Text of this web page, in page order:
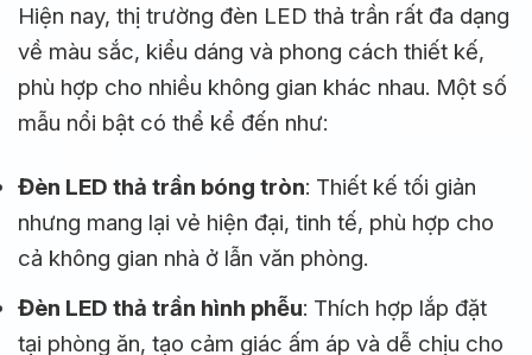
Hiện nay, thị trường đèn LED thả trần rất đa dạng
về màu sắc, kiểu dáng và phong cách thiết kế,
phù hợp cho nhiều không gian khác nhau. Một số
mẫu nổi bật có thể kể đến như:
Đèn LED thả trần bóng tròn: Thiết kế tối giản
nhưng mang lại vẻ hiện đại, tinh tế, phù hợp cho
cả không gian nhà ở lẫn văn phòng.
Đèn LED thả trần hình phễu: Thích hợp lắp đặt
tại phòng ăn, tạo cảm giác ấm áp và dễ chịu cho